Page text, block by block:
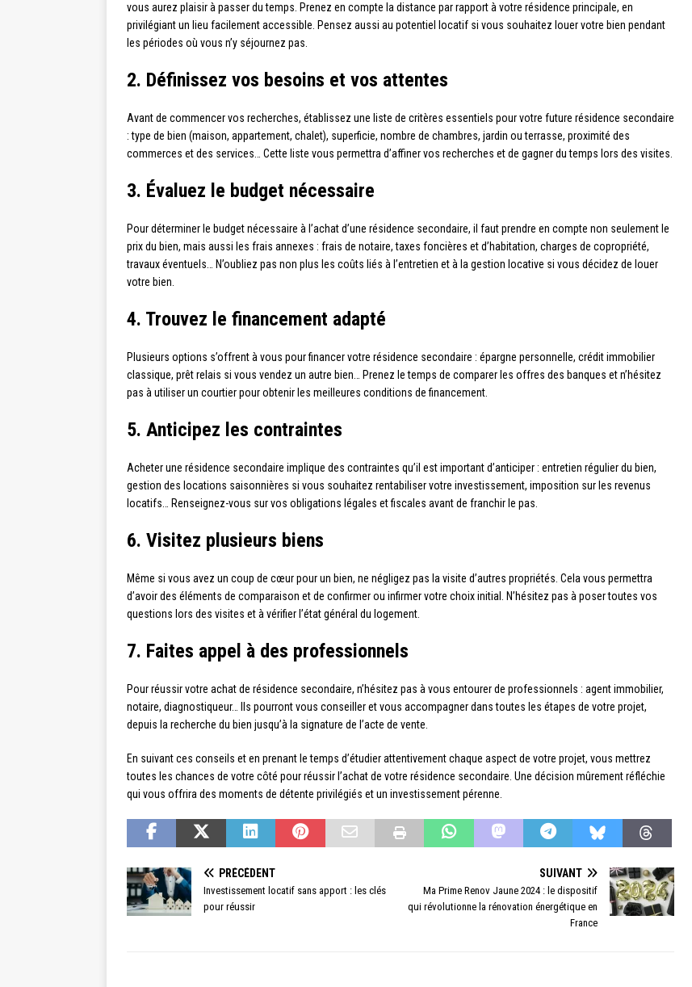
vous aurez plaisir à passer du temps. Prenez en compte la distance par rapport à votre résidence principale, en
privilégiant un lieu facilement accessible. Pensez aussi au potentiel locatif si vous souhaitez louer votre bien pendant
les périodes où vous n’y séjournez pas.
2. Définissez vos besoins et vos attentes
Avant de commencer vos recherches, établissez une liste de critères essentiels pour votre future résidence secondaire
: type de bien (maison, appartement, chalet), superficie, nombre de chambres, jardin ou terrasse, proximité des
commerces et des services… Cette liste vous permettra d’affiner vos recherches et de gagner du temps lors des visites.
3. Évaluez le budget nécessaire
Pour déterminer le budget nécessaire à l’achat d’une résidence secondaire, il faut prendre en compte non seulement le
prix du bien, mais aussi les frais annexes : frais de notaire, taxes foncières et d’habitation, charges de copropriété,
travaux éventuels… N’oubliez pas non plus les coûts liés à l’entretien et à la gestion locative si vous décidez de louer
votre bien.
4. Trouvez le financement adapté
Plusieurs options s’offrent à vous pour financer votre résidence secondaire : épargne personnelle, crédit immobilier
classique, prêt relais si vous vendez un autre bien… Prenez le temps de comparer les offres des banques et n’hésitez
pas à utiliser un courtier pour obtenir les meilleures conditions de financement.
5. Anticipez les contraintes
Acheter une résidence secondaire implique des contraintes qu’il est important d’anticiper : entretien régulier du bien,
gestion des locations saisonnières si vous souhaitez rentabiliser votre investissement, imposition sur les revenus
locatifs… Renseignez-vous sur vos obligations légales et fiscales avant de franchir le pas.
6. Visitez plusieurs biens
Même si vous avez un coup de cœur pour un bien, ne négligez pas la visite d’autres propriétés. Cela vous permettra
d’avoir des éléments de comparaison et de confirmer ou infirmer votre choix initial. N’hésitez pas à poser toutes vos
questions lors des visites et à vérifier l’état général du logement.
7. Faites appel à des professionnels
Pour réussir votre achat de résidence secondaire, n’hésitez pas à vous entourer de professionnels : agent immobilier,
notaire, diagnostiqueur… Ils pourront vous conseiller et vous accompagner dans toutes les étapes de votre projet,
depuis la recherche du bien jusqu’à la signature de l’acte de vente.
En suivant ces conseils et en prenant le temps d’étudier attentivement chaque aspect de votre projet, vous mettrez
toutes les chances de votre côté pour réussir l’achat de votre résidence secondaire. Une décision mûrement réfléchie
qui vous offrira des moments de détente privilégiés et un investissement pérenne.
PRÉCÉDENT
Investissement locatif sans apport : les clés
pour réussir
SUIVANT
Ma Prime Renov Jaune 2024 : le dispositif
qui révolutionne la rénovation énergétique en
France